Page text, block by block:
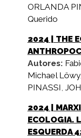
ORLANDA
Querido
2024 | THE
Autores:
Michael Löwy,
PINASSI
2024 |
ECOLOGIA.
ESQUERDA